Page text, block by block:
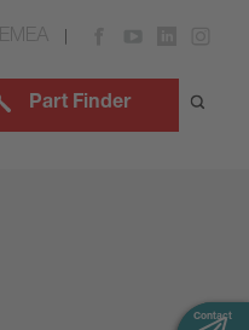
EMEA
Part Finder
Contact
Contact